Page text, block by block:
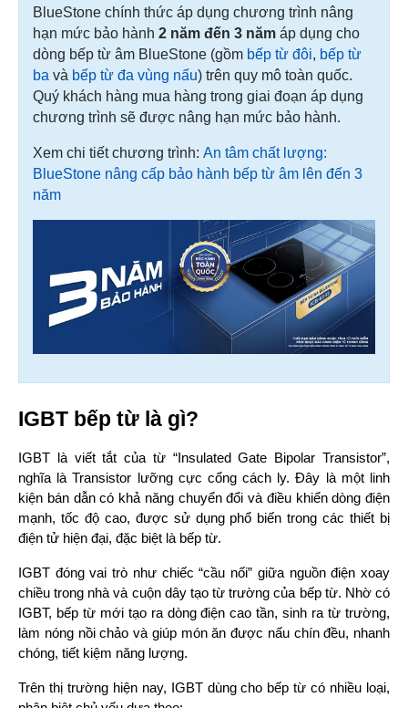
BlueStone chính thức áp dụng chương trình nâng
hạn mức bảo hành 2 năm đến 3 năm áp dụng cho
dòng bếp từ âm BlueStone (gồm bếp từ đôi, bếp từ
ba và bếp từ đa vùng nấu) trên quy mô toàn quốc.
Quý khách hàng mua hàng trong giai đoạn áp dụng
chương trình sẽ được nâng hạn mức bảo hành.
Xem chi tiết chương trình: An tâm chất lượng:
BlueStone nâng cấp bảo hành bếp từ âm lên đến 3
năm
IGBT bếp từ là gì?
IGBT là viết tắt của từ “Insulated Gate Bipolar Transistor”,
nghĩa là Transistor lưỡng cực cổng cách ly. Đây là một linh
kiện bán dẫn có khả năng chuyển đổi và điều khiển dòng điện
mạnh, tốc độ cao, được sử dụng phổ biến trong các thiết bị
điện tử hiện đại, đặc biệt là bếp từ.
IGBT đóng vai trò như chiếc “cầu nối” giữa nguồn điện xoay
chiều trong nhà và cuộn dây tạo từ trường của bếp từ. Nhờ có
IGBT, bếp từ mới tạo ra dòng điện cao tần, sinh ra từ trường,
làm nóng nồi chảo và giúp món ăn được nấu chín đều, nhanh
chóng, tiết kiệm năng lượng.
Trên thị trường hiện nay, IGBT dùng cho bếp từ có nhiều loại,